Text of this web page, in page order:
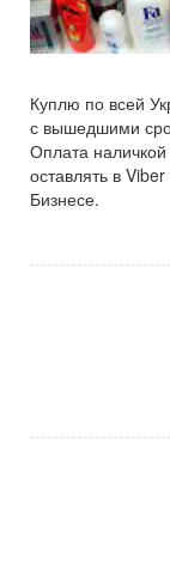
Куплю по всей
с вышедшими
Оплата
оставлять в
Бизнесе.